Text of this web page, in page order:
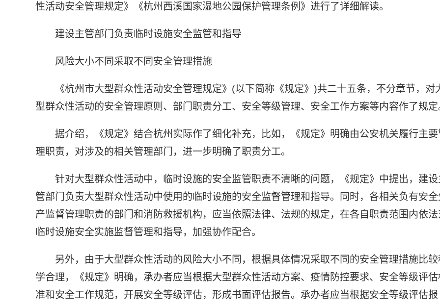
性活动安全管理规定》《杭州西溪国家湿地公园保护管理条例》进行了详细解读。
建设主管部门负责临时设施安全监管和指导
风险大小不同采取不同安全管理措施
《杭州市大型群众性活动安全管理规定》(以下简称《规定》)共二十五条，不分章节，对
型群众性活动的安全管理原则、部门职责分工、安全等级管理、安全工作方案等内容作了规定
据介绍，《规定》结合杭州实际作了细化补充，比如，《规定》明确由公安机关履行主要
理职责，对涉及的相关管理部门，进一步明确了职责分工。
针对大型群众性活动中，临时设施的安全监管职责不清晰的问题，《规定》中提出，建设
管部门负责大型群众性活动中使用的临时设施的安全监督管理和指导。同时，各相关负有安全
产监督管理职责的部门和消防救援机构，应当依照法律、法规的规定，在各自职责范围内依法
临时设施安全实施监督管理和指导，加强协作配合。
另外，由于大型群众性活动的风险大小不同，根据具体情况采取不同的安全管理措施比较
学合理，《规定》明确，承办者应当根据大型群众性活动方案、疫情防控要求、安全等级评估
准和安全工作规范，开展安全等级评估，形成书面评估报告。承办者应当根据安全等级评估报